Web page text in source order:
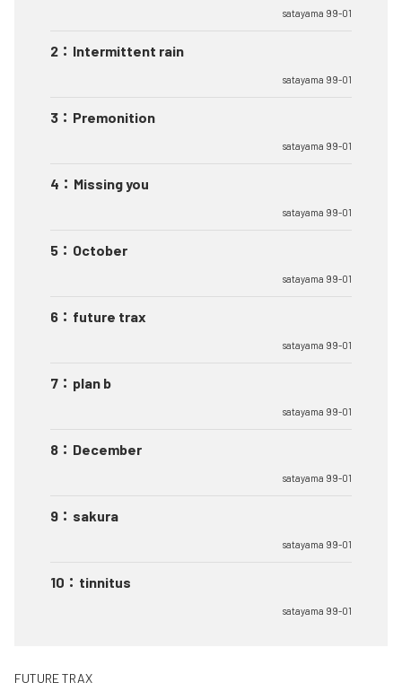
satayama 99-01
2 ： Intermittent rain
satayama 99-01
3 ： Premonition
satayama 99-01
4 ： Missing you
satayama 99-01
5 ： October
satayama 99-01
6 ： future trax
satayama 99-01
7 ： plan b
satayama 99-01
8 ： December
satayama 99-01
9 ： sakura
satayama 99-01
10 ： tinnitus
satayama 99-01
FUTURE TRAX